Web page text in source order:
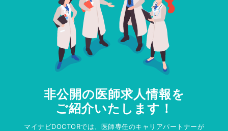
非公開の医師求人情報を
ご紹介いたします！
マイナビDOCTORでは、医師専任のキャリアパートナーが